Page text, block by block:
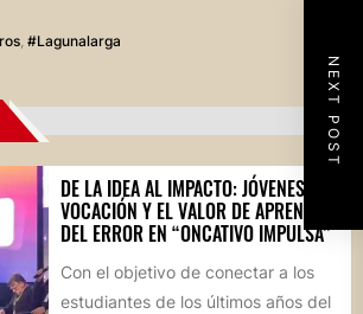
, #lagunalarga
NEXT POST
DE LA IDEA AL IMPACTO: JÓVENES,
VOCACIÓN Y EL VALOR DE APRENDER
DEL ERROR EN “ONCATIVO IMPULSA”
Con el objetivo de conectar a los
estudiantes de los últimos años del